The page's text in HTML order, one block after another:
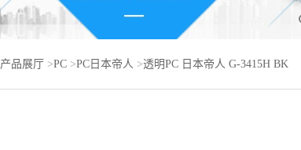
产品展厅 >PC >PC日本帝人 >透明PC 日本帝人 G-3415H BK